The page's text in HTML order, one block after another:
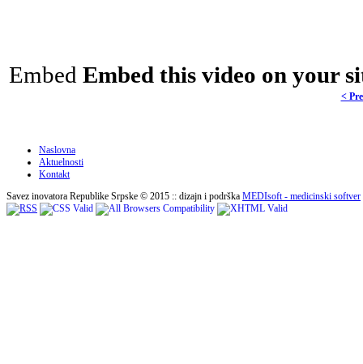
Embed Embed this video on your
<
Naslovna
Aktuelnosti
Kontakt
Savez inovatora Republike Srpske © 2015 :: dizajn i podrška MEDIsoft - medicinski softver